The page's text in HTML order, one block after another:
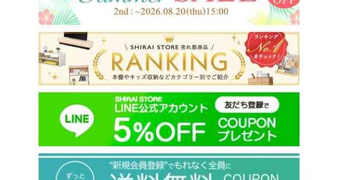
壁面収納 7位 パーツ 5位 パーツ 7位